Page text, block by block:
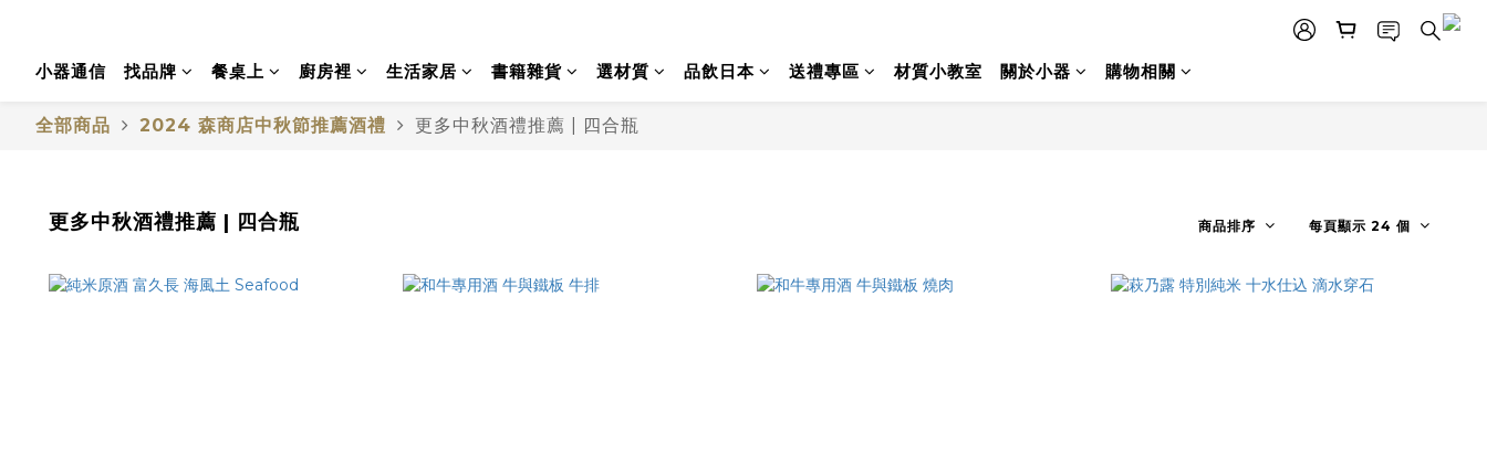
小器通信 找品牌 餐桌上 廚房裡 生活家居 書籍雜貨 選材質 品飲日本 送禮專區 材質小教室 關於小器 購物相關
全部商品 2024 森商店中秋節推薦酒禮 更多中秋酒禮推薦 | 四合瓶
更多中秋酒禮推薦 | 四合瓶 商品排序 每頁顯示 24 個